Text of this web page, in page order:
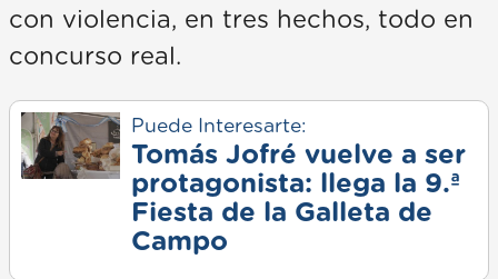
con violencia, en tres hechos, todo en
concurso real.
Puede Interesarte:
Tomás Jofré vuelve a ser
protagonista: llega la 9.ª
Fiesta de la Galleta de
Campo